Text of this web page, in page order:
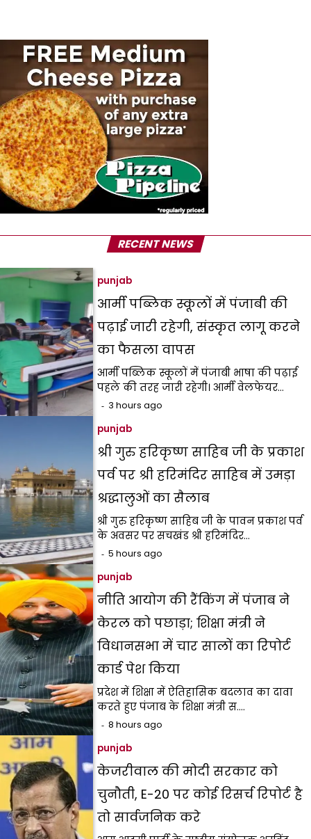
RECENT NEWS
punjab
आर्मी पब्लिक स्कूलों में पंजाबी की
पढ़ाई जारी रहेगी, संस्कृत लागू करने
का फैसला वापस
आर्मी पब्लिक स्कूलों में पंजाबी भाषा की पढ़ाई
पहले की तरह जारी रहेगी। आर्मी वेलफेयर…
3 hours ago
punjab
श्री गुरु हरिकृष्ण साहिब जी के प्रकाश
पर्व पर श्री हरिमंदिर साहिब में उमड़ा
श्रद्धालुओं का सैलाब
श्री गुरु हरिकृष्ण साहिब जी के पावन प्रकाश पर्व
के अवसर पर सचखंड श्री हरिमंदिर…
5 hours ago
punjab
नीति आयोग की रैंकिंग में पंजाब ने
केरल को पछाड़ा; शिक्षा मंत्री ने
विधानसभा में चार सालों का रिपोर्ट
कार्ड पेश किया
प्रदेश में शिक्षा में ऐतिहासिक बदलाव का दावा
करते हुए पंजाब के शिक्षा मंत्री स.…
8 hours ago
punjab
केजरीवाल की मोदी सरकार को
चुनौती, E-20 पर कोई रिसर्च रिपोर्ट है
तो सार्वजनिक करे